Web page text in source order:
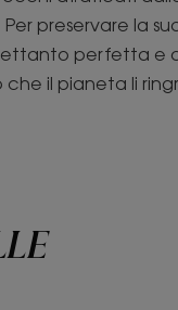
preservare la
perfetta e
il pianeta li